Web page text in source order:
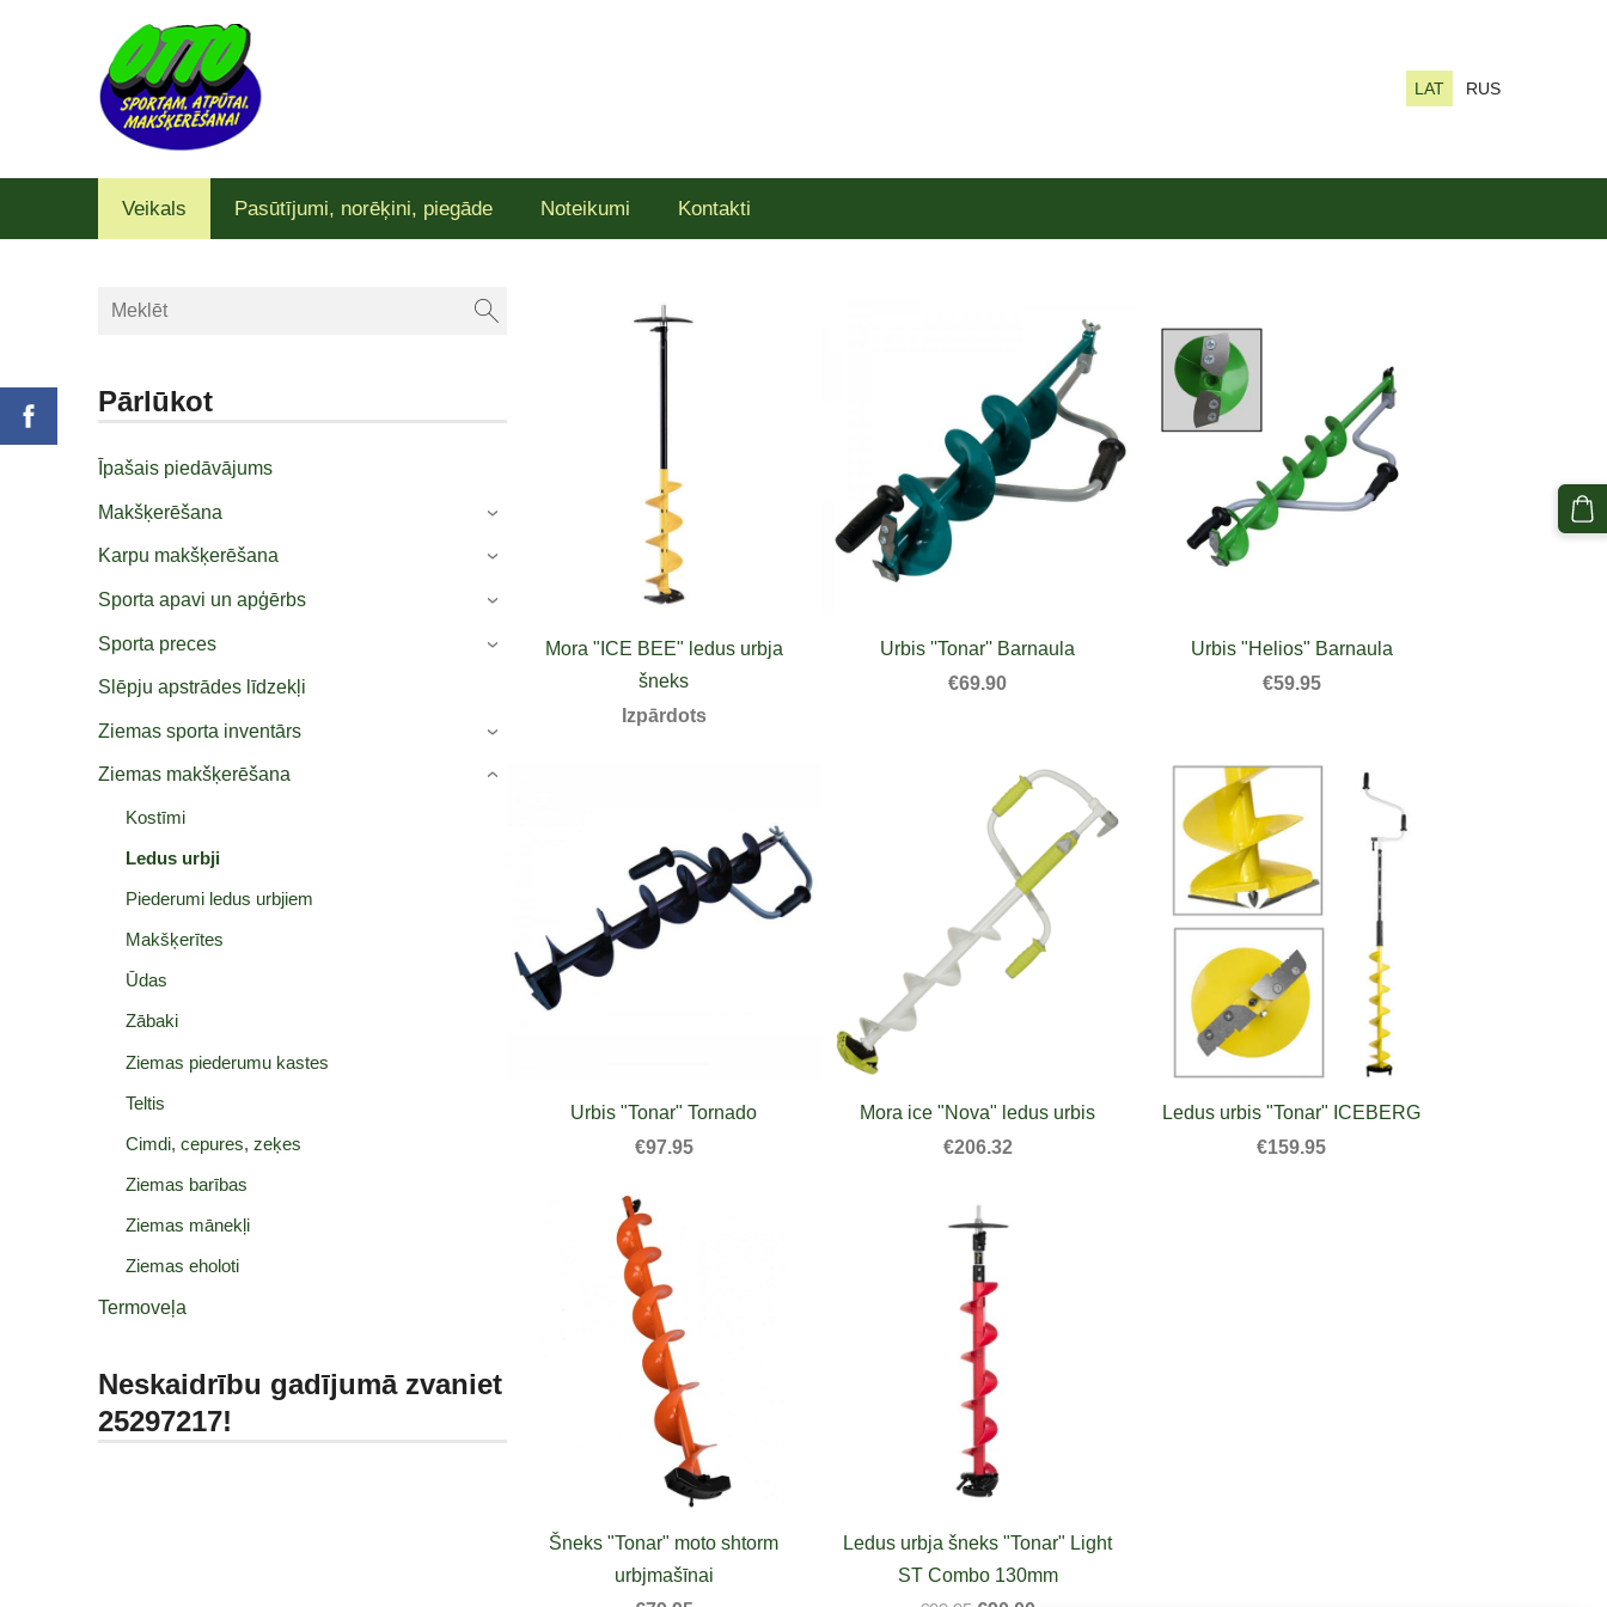
LAT RUS
Veikals Pasūtījumi, norēķini, piegāde Noteikumi Kontakti
Pārlūkot
Īpašais piedāvājums
Makšķerēšana ›
Karpu makšķerēšana ›
Sporta apavi un apģērbs ›
Sporta preces ›
Slēpju apstrādes līdzekļi
Ziemas sporta inventārs ›
Ziemas makšķerēšana
Kostīmi
Ledus urbji
Piederumi ledus urbjiem
Makšķerītes
Ūdas
Zābaki
Ziemas piederumu kastes
Teltis
Cimdi, cepures, zeķes
Ziemas barības
Ziemas mānekļi
Ziemas eholoti
›
Termoveļa
Neskaidrību gadījumā zvaniet
25297217!
Mora "ICE BEE" ledus urbja
šneks
Izpārdots
Urbis ''Tonar'' Barnaula
€69.90
Urbis "Helios" Barnaula
€59.95
Urbis "Tonar" Tornado
€97.95
Mora ice "Nova" ledus urbis
€206.32
Ledus urbis "Tonar" ICEBERG
€159.95
Šneks "Tonar" moto shtorm
urbjmašīnai
Ledus urbja šneks "Tonar" Light
ST Combo 130mm